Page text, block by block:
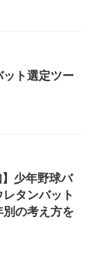
ット選定ツー
少年野球バ
タンバット
の考え方を